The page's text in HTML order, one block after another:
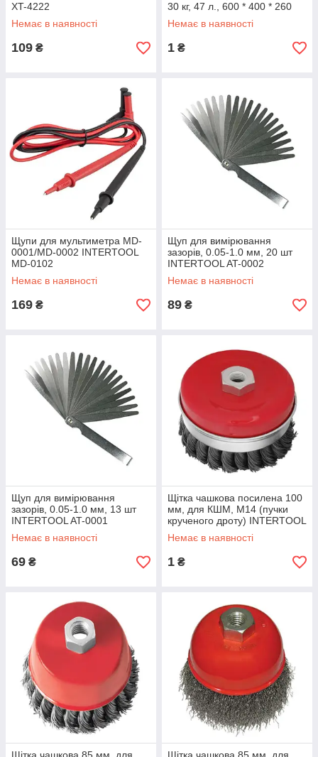
XT-4222
Немає в наявності
109 ₴
30 кг, 47 л., 600 * 400 * 260
мм, матеріал 100%
первинний харчовий
Немає в наявності
1 ₴
Щупи для мультиметра MD-
0001/MD-0002 INTERTOOL
MD-0102
Немає в наявності
169 ₴
Щуп для вимірювання
зазорів, 0.05-1.0 мм, 20 шт
INTERTOOL AT-0002
Немає в наявності
89 ₴
Щуп для вимірювання
зазорів, 0.05-1.0 мм, 13 шт
INTERTOOL AT-0001
Немає в наявності
69 ₴
Щітка чашкова посилена 100
мм, для КШМ, М14 (пучки
крученого дроту) INTERTOOL
BT-1101
Немає в наявності
1 ₴